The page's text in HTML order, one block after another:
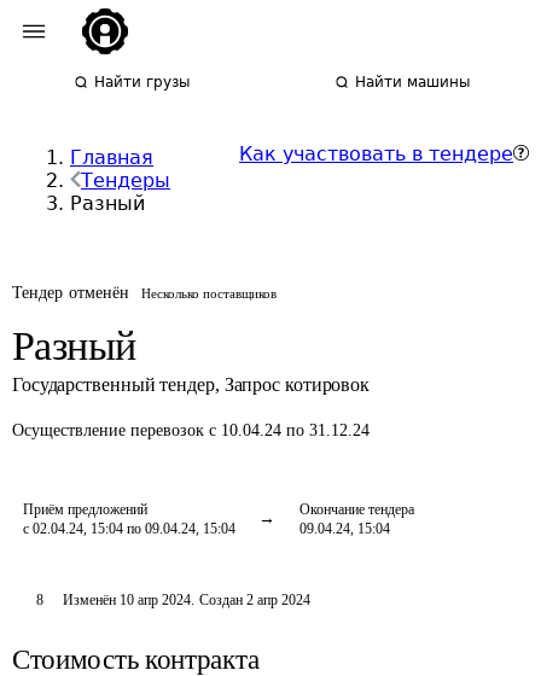
Найти грузы Найти машины
Главная
Тендеры
Разный
Как участвовать в тендере
Тендер отменён Несколько поставщиков
Разный
Государственный тендер, Запрос котировок
Осуществление перевозок с 10.04.24 по 31.12.24
Приём предложений
с 02.04.24, 15:04 по 09.04.24, 15:04
Окончание тендера
09.04.24, 15:04
8 Изменён 10 апр 2024. Создан 2 апр 2024
Стоимость контракта